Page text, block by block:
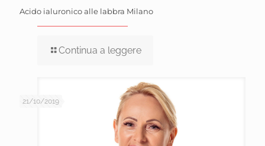
Acido ialuronico alle labbra Milano
Continua a leggere
21/10/2019